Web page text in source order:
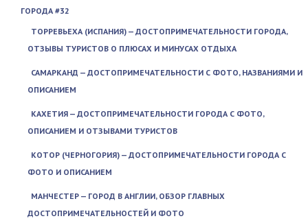
ГОРОДА #32
ТОРРЕВЬЕХА (ИСПАНИЯ) — ДОСТОПРИМЕЧАТЕЛЬНОСТИ ГОРОДА,
ОТЗЫВЫ ТУРИСТОВ О ПЛЮСАХ И МИНУСАХ ОТДЫХА
САМАРКАНД — ДОСТОПРИМЕЧАТЕЛЬНОСТИ С ФОТО, НАЗВАНИЯМИ И
ОПИСАНИЕМ
КАХЕТИЯ — ДОСТОПРИМЕЧАТЕЛЬНОСТИ ГОРОДА С ФОТО,
ОПИСАНИЕМ И ОТЗЫВАМИ ТУРИСТОВ
КОТОР (ЧЕРНОГОРИЯ) — ДОСТОПРИМЕЧАТЕЛЬНОСТИ ГОРОДА С
ФОТО И ОПИСАНИЕМ
МАНЧЕСТЕР — ГОРОД В АНГЛИИ, ОБЗОР ГЛАВНЫХ
ДОСТОПРИМЕЧАТЕЛЬНОСТЕЙ И ФОТО